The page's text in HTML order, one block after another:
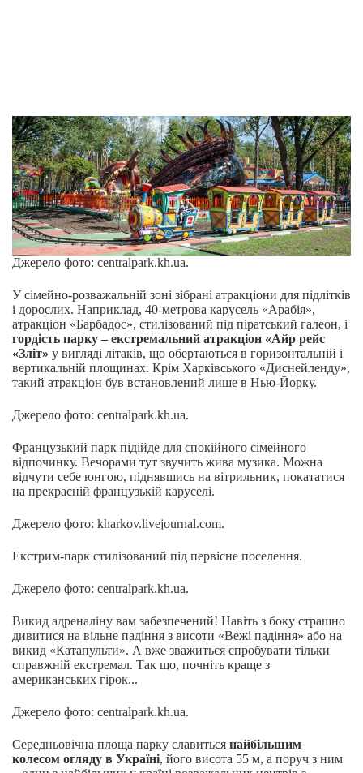
Джерело фото: centralpark.kh.ua.
У сімейно-розважальній зоні зібрані атракціони для підлітків
і дорослих. Наприклад, 40-метрова карусель «Арабія»,
атракціон «Барбадос», стилізований під піратський галеон, і
гордість парку – екстремальний атракціон «Айр рейс
«Зліт» у вигляді літаків, що обертаються в горизонтальній і
вертикальній площинах. Крім Харківського «Диснейленду»,
такий атракціон був встановлений лише в Нью-Йорку.
Джерело фото: centralpark.kh.ua.
Французький парк підійде для спокійного сімейного
відпочинку. Вечорами тут звучить жива музика. Можна
відчути себе юнгою, піднявшись на вітрильник, покататися
на прекрасній французькій каруселі.
Джерело фото: kharkov.livejournal.com.
Екстрим-парк стилізований під первісне поселення.
Джерело фото: centralpark.kh.ua.
Викид адреналіну вам забезпечений! Навіть з боку страшно
дивитися на вільне падіння з висоти «Вежі падіння» або на
викид «Катапульти». А вже зважиться спробувати тільки
справжній екстремал. Так що, почніть краще з
американських гірок...
Джерело фото: centralpark.kh.ua.
Середньовічна площа парку славиться найбільшим
колесом огляду в Україні, його висота 55 м, а поруч з ним